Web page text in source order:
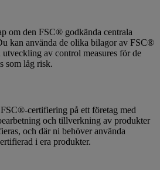
om den FSC® godkända centrala
kan använda de olika bilagor av FSC®
av control measures för de
som låg risk.
certifiering på ett företag med
och tillverkning av produkter
och där ni behöver använda
i era produkter.